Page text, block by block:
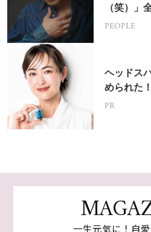
（笑）」
挑戦
PEOPLE
ヘッドス
められた
PR
一生元気に！自